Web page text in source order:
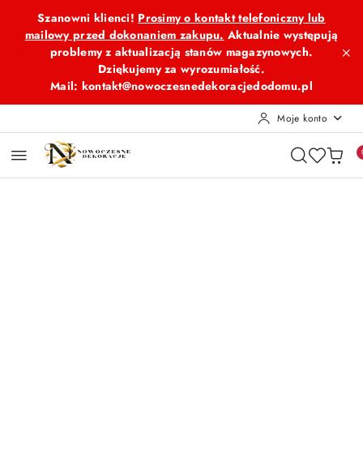
Przejdź do treści głównej
Przejdź do wyszukiwarki
Przejdź do moje konto
Przejdź do menu głównego
Przejdź do opisu produktu
Przejdź do stopki
Szanowni klienci! Prosimy o kontakt telefoniczny lub
mailowy przed dokonaniem zakupu. Aktualnie występują
problemy z aktualizacją stanów magazynowych.
Dziękujemy za wyrozumiałość.
Mail: kontakt@nowoczesnedekoracjedodomu.pl
Moje konto